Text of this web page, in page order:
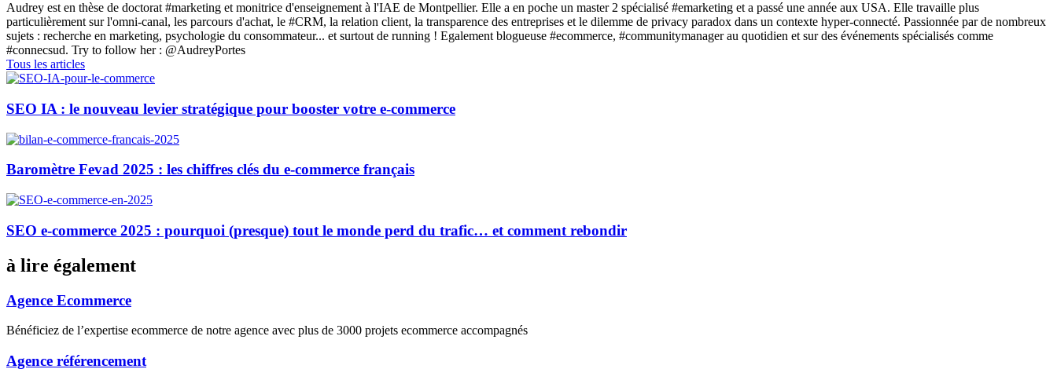
Audrey est en thèse de doctorat #marketing et monitrice d'enseignement à l'IAE de Montpellier. Elle a en poche un master 2 spécialisé #emarketing et a passé une année aux USA. Elle travaille plus
particulièrement sur l'omni-canal, les parcours d'achat, le #CRM, la relation client, la transparence des entreprises et le dilemme de privacy paradox dans un contexte hyper-connecté. Passionnée par de nombreux
sujets : recherche en marketing, psychologie du consommateur... et surtout de running ! Egalement blogueuse #ecommerce, #communitymanager au quotidien et sur des événements spécialisés comme
#connecsud. Try to follow her : @AudreyPortes
Tous les articles
SEO IA : le nouveau levier stratégique pour booster votre e-commerce
Baromètre Fevad 2025 : les chiffres clés du e-commerce français
SEO e-commerce 2025 : pourquoi (presque) tout le monde perd du trafic… et comment rebondir
à lire également
Agence Ecommerce
Bénéficiez de l’expertise ecommerce de notre agence avec plus de 3000 projets ecommerce accompagnés
Agence référencement